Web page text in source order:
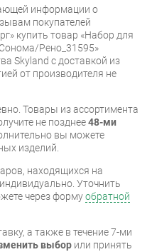
информации о
покупателей
купить товар «Набор для
Рено_31595»
Skyland с доставкой из
от производителя не
Товары из ассортимента
не позднее48-ми
вы можете
изделий.
находящихся на
Уточнить
через формуобратной
а также в течение 7-ми
выбор или принять